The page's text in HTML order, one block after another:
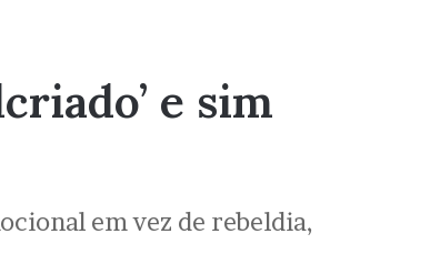
e sim
em vez de rebeldia,